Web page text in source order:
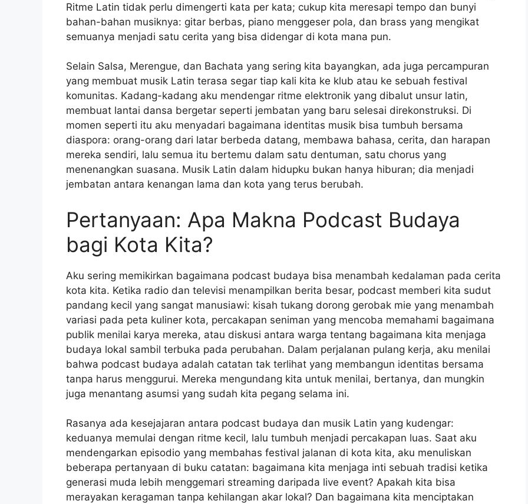
Ritme Latin tidak perlu dimengerti kata per kata; cukup kita meresapi tempo dan bunyi
bahan-bahan musiknya: gitar berbas, piano menggeser pola, dan brass yang mengikat
semuanya menjadi satu cerita yang bisa didengar di kota mana pun.
Selain Salsa, Merengue, dan Bachata yang sering kita bayangkan, ada juga percampuran
yang membuat musik Latin terasa segar tiap kali kita ke klub atau ke sebuah festival
komunitas. Kadang-kadang aku mendengar ritme elektronik yang dibalut unsur latin,
membuat lantai dansa bergetar seperti jembatan yang baru selesai direkonstruksi. Di
momen seperti itu aku menyadari bagaimana identitas musik bisa tumbuh bersama
diaspora: orang-orang dari latar berbeda datang, membawa bahasa, cerita, dan harapan
mereka sendiri, lalu semua itu bertemu dalam satu dentuman, satu chorus yang
menenangkan suasana. Musik Latin dalam hidupku bukan hanya hiburan; dia menjadi
jembatan antara kenangan lama dan kota yang terus berubah.
Pertanyaan: Apa Makna Podcast Budaya
bagi Kota Kita?
Aku sering memikirkan bagaimana podcast budaya bisa menambah kedalaman pada cerita
kota kita. Ketika radio dan televisi menampilkan berita besar, podcast memberi kita sudut
pandang kecil yang sangat manusiawi: kisah tukang dorong gerobak mie yang menambah
variasi pada peta kuliner kota, percakapan seniman yang mencoba memahami bagaimana
publik menilai karya mereka, atau diskusi antara warga tentang bagaimana kita menjaga
budaya lokal sambil terbuka pada perubahan. Dalam perjalanan pulang kerja, aku menilai
bahwa podcast budaya adalah catatan tak terlihat yang membangun identitas bersama
tanpa harus menggurui. Mereka mengundang kita untuk menilai, bertanya, dan mungkin
juga menantang asumsi yang sudah kita pegang selama ini.
Rasanya ada kesejajaran antara podcast budaya dan musik Latin yang kudengar:
keduanya memulai dengan ritme kecil, lalu tumbuh menjadi percakapan luas. Saat aku
mendengarkan episodio yang membahas festival jalanan di kota kita, aku menuliskan
beberapa pertanyaan di buku catatan: bagaimana kita menjaga inti sebuah tradisi ketika
generasi muda lebih menggemari streaming daripada live event? Apakah kita bisa
merayakan keragaman tanpa kehilangan akar lokal? Dan bagaimana kita menciptakan